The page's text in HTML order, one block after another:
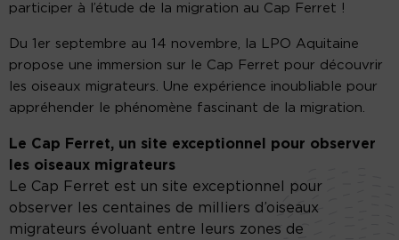
participer à l’étude de la migration au Cap Ferret !
Du 1er septembre au 14 novembre, la LPO Aquitaine
propose une immersion sur le Cap Ferret pour découvrir
les oiseaux migrateurs. Une expérience inoubliable pour
appréhender le phénomène fascinant de la migration.
Le Cap Ferret, un site exceptionnel pour observer
les oiseaux migrateurs
Le Cap Ferret est un site exceptionnel pour
observer les centaines de milliers d’oiseaux
migrateurs évoluant entre leurs zones de